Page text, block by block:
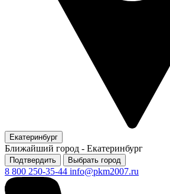
Екатеринбург
Ближайший город - Екатеринбург
Подтвердить Выбрать город
8 800 250-35-44 info@pkm2007.ru